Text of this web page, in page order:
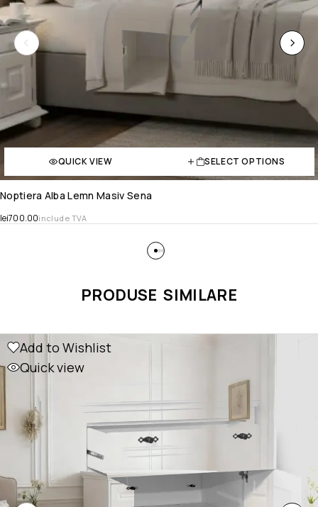
QUICK VIEW SELECT OPTIONS
Noptiera Alba Lemn Masiv Sena
lei700.00include TVA
PRODUSE SIMILARE
Add to Wishlist
Quick view